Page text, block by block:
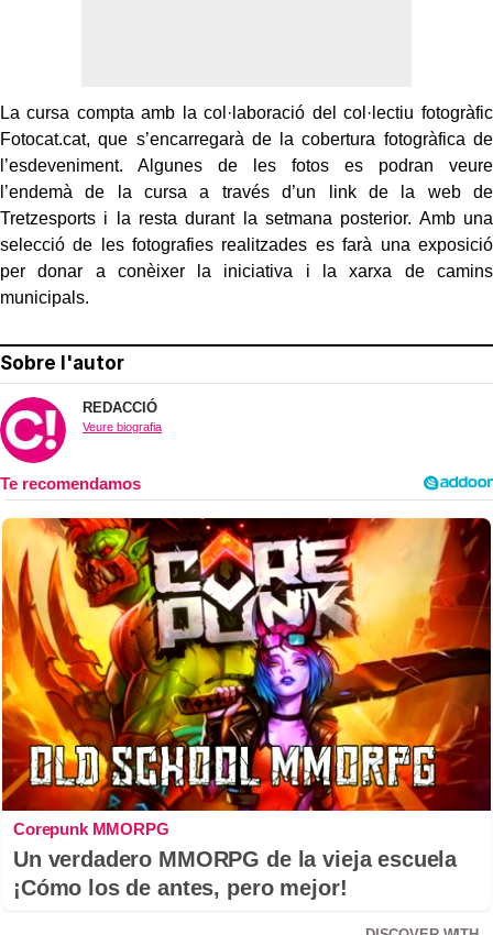
La cursa compta amb la col·laboració del col·lectiu fotogràfic
Fotocat.cat, que s’encarregarà de la cobertura fotogràfica de
l’esdeveniment. Algunes de les fotos es podran veure
l’endemà de la cursa a través d’un link de la web de
Tretzesports i la resta durant la setmana posterior. Amb una
selecció de les fotografies realitzades es farà una exposició
per donar a conèixer la iniciativa i la xarxa de camins
municipals.
Sobre l'autor
REDACCIÓ
Veure biografia
Corepunk MMORPG
Un verdadero MMORPG de la vieja escuela
¡Cómo los de antes, pero mejor!